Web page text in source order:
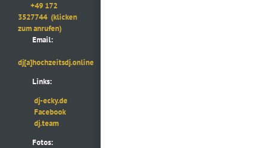
+49 172
3527744 (klicken
zum anrufen)
Email:
dj[a]hochzeitsdj.online
Links:
dj-ecky.de
Facebook
dj.team
Fotos: